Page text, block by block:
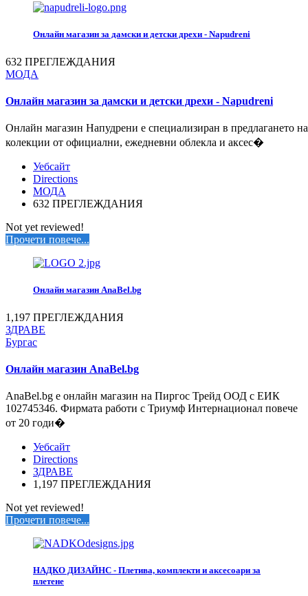
Онлайн магазин за дамски и детски дрехи - Napudreni
632 ПРЕГЛЕЖДАНИЯ
МОДА
Онлайн магазин за дамски и детски дрехи - Napudreni
Онлайн магазин Напудрени е специализиран в предлагането на
колекции от официални, ежедневни облекла и аксес�
Уебсайт
Directions
МОДА
632 ПРЕГЛЕЖДАНИЯ
Not yet reviewed!
Прочети повече...
Онлайн магазин AnaBel.bg
1,197 ПРЕГЛЕЖДАНИЯ
ЗДРАВЕ
Бургас
Онлайн магазин AnaBel.bg
АnaBel.bg е онлайн магазин на Пиргос Трейд ООД с ЕИК
102745346. Фирмата работи с Триумф Интернационал повече
от 20 годи�
Уебсайт
Directions
ЗДРАВЕ
1,197 ПРЕГЛЕЖДАНИЯ
Not yet reviewed!
Прочети повече...
НАДКО ДИЗАЙНС - Плетива, комплекти и аксесоари за
плетене